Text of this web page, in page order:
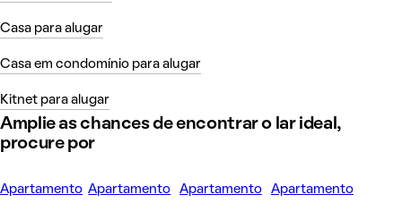
Casa para alugar
Casa em condomínio para alugar
Kitnet para alugar
Amplie as chances de encontrar o lar ideal,
procure por
Apartamento Apartamento
Apartamento
Apartamento